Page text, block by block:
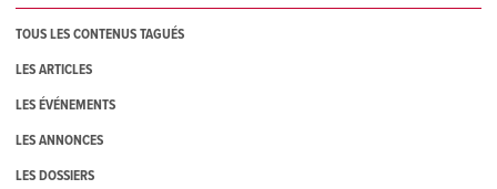
TOUS LES CONTENUS TAGUÉS
LES ARTICLES
LES ÉVÉNEMENTS
LES ANNONCES
LES DOSSIERS